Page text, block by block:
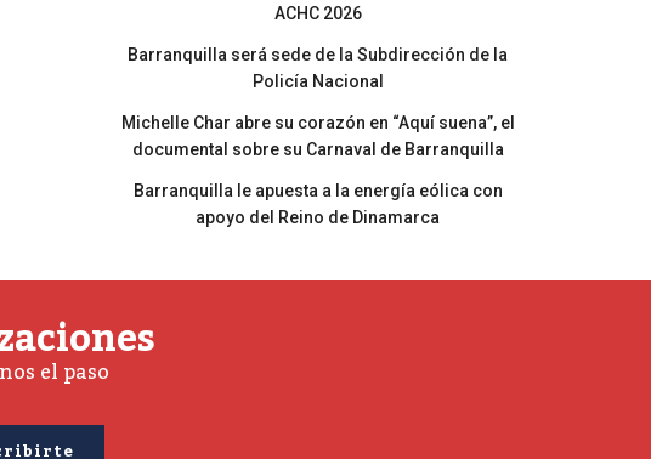
ACHC 2026
Barranquilla será sede de la Subdirección de la
Policía Nacional
Michelle Char abre su corazón en “Aquí suena”, el
documental sobre su Carnaval de Barranquilla
Barranquilla le apuesta a la energía eólica con
apoyo del Reino de Dinamarca
el paso